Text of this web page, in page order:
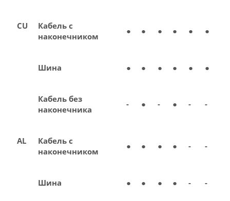
CU
Кабель с
наконечником
● ● ● ● ● ●
Шина ● ● ● ● ● ●
AL
Кабель без
наконечника
- ● - ● - -
Кабель с
наконечником
● ● ● ● - -
Шина ● ● ● ● - -